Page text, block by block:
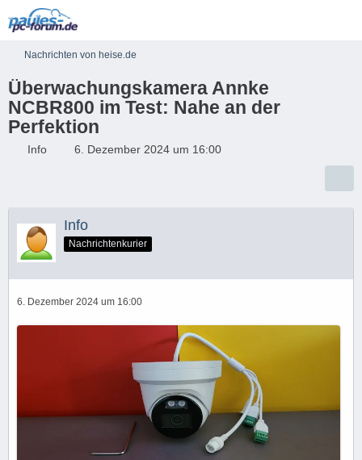
Nachrichten von heise.de
Überwachungskamera Annke
NCBR800 im Test: Nahe an der
Perfektion
Info 6. Dezember 2024 um 16:00
Info
Nachrichtenkurier
6. Dezember 2024 um 16:00